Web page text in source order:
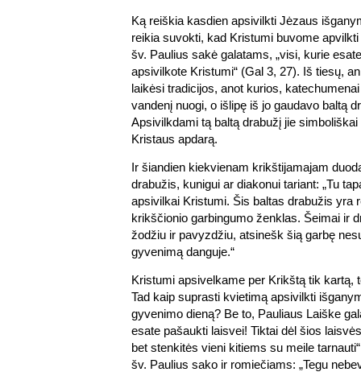
Ką reiškia kasdien apsivilkti Jėzaus
reikia suvokti, kad Kristumi buvome
šv. Paulius sakė galatams, „visi, kurie
apsivilkote Kristumi“ (Gal 3, 27). Iš tiesų,
laikėsi tradicijos, anot kurios,
vandenį nuogi, o išlipę iš jo gaudavo baltą
Apsivilkdami tą baltą drabužį jie
Kristaus apdarą.
Ir šiandien kiekvienam krikštijamajam
drabužis, kunigui ar diakonui tariant: „Tu
apsivilkai Kristumi. Šis baltas drabužis yra
krikščionio garbingumo ženklas. Šeimai ir
žodžiu ir pavyzdžiu, atsinešk šią garbę
gyvenimą danguje.“
Kristumi apsivelkame per Krikštą tik kartą,
Tad kaip suprasti kvietimą apsivilkti
gyvenimo dieną? Be to, Pauliaus Laiške
esate pašaukti laisvei! Tiktai dėl šios
bet stenkitės vieni kitiems su meile
šv. Paulius sako ir romiečiams: „Tegu